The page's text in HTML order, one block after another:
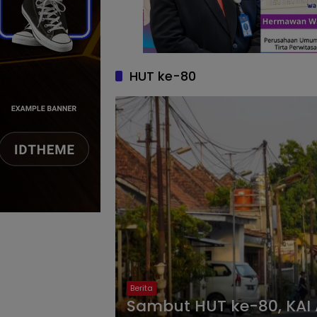
HUT ke-80
Berita
Sambut HUT ke-80,